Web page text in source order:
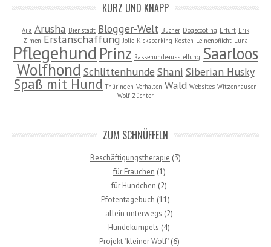
KURZ UND KNAPP
Ajia Arusha Bienstädt Blogger-Welt Bücher Dogscooting Erfurt Erik
Zimen Erstanschaffung Jolie Kicksparking Kosten Leinenpflicht Luna
Pflegehund Prinz Rassehundeausstellung Saarloos
Wolfhond Schlittenhunde Shani Siberian Husky
Spaß mit Hund Thüringen Verhalten Wald Websites Witzenhausen
Wolf Züchter
ZUM SCHNÜFFELN
Beschäftigungstherapie (3)
für Frauchen (1)
für Hundchen (2)
Pfotentagebuch (11)
allein unterwegs (2)
Hundekumpels (4)
Projekt "kleiner Wolf"(6)